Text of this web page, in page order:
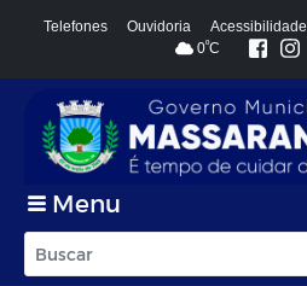
Telefones Ouvidoria Acessibilidade
0ºC
Menu